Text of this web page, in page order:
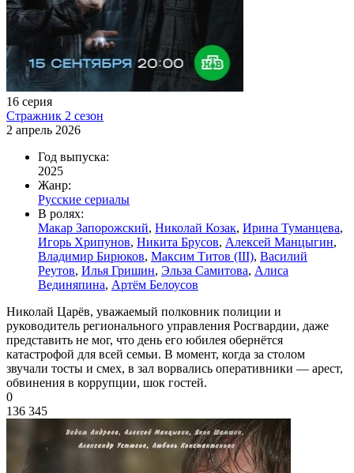
16 серия
Стражник 2 сезон
2 апрель 2026
Год выпуска:
2025
Жанр:
Русские сериалы
В ролях:
Макар Запорожский, Николай Козак, Ирина Туманцева,
Игорь Хрипунов, Никита Брусов, Алексей Манцыгин,
Владимир Бирюков, Максим Титов (III), Василий
Реутов, Илья Гришин, Эльза Самитова, Алиса
Вединяпина, Артём Белоусов
Николай Царёв, уважаемый полковник полиции и
руководитель регионального управления Росгвардии, даже
представить не мог, что день его юбилея обернётся
катастрофой для всей семьи. В момент, когда за столом
звучали тосты и смех, в зал ворвались оперативники — арест,
обвинения в коррупции, шок гостей.
0
136 345